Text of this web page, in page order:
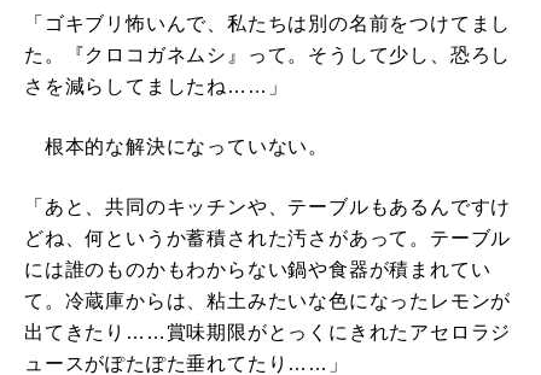
「ゴキブリ怖いんで、私たちは別の名前をつけてまし
た。『クロコガネムシ』って。そうして少し、恐ろし
さを減らしてましたね……」
根本的な解決になっていない。
「あと、共同のキッチンや、テーブルもあるんですけ
どね、何というか蓄積された汚さがあって。テーブル
には誰のものかもわからない鍋や食器が積まれてい
て。冷蔵庫からは、粘土みたいな色になったレモンが
出てきたり……賞味期限がとっくにきれたアセロラジ
ュースがぽたぽた垂れてたり……」